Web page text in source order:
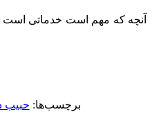
آنچه که مهم است خدماتی است
برچسب‌ها: حبیب